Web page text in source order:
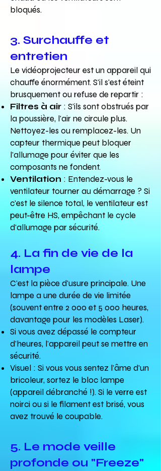
bloqués.
3. Surchauffe et
entretien
Le vidéoprojecteur est un appareil qui
chauffe énormément. S'il s'est éteint
brusquement ou refuse de repartir :
Filtres à air : S'ils sont obstrués par
la poussière, l'air ne circule plus.
Nettoyez-les ou remplacez-les. Un
capteur thermique peut bloquer
l'allumage pour éviter que les
composants ne fondent.
Ventilation : Entendez-vous le
ventilateur tourner au démarrage ? Si
c'est le silence total, le ventilateur est
peut-être HS, empêchant le cycle
d'allumage par sécurité.
4. La fin de vie de la
lampe
C'est la pièce d'usure principale. Une
lampe a une durée de vie limitée
(souvent entre 2 000 et 5 000 heures,
davantage pour les modèles Laser).
Si vous avez dépassé le compteur
d'heures, l'appareil peut se mettre en
sécurité.
Visuel : Si vous vous sentez l'âme d'un
bricoleur, sortez le bloc lampe
(appareil débranché !). Si le verre est
noirci ou si le filament est brisé, vous
avez trouvé le coupable.
5. Le mode veille
profonde ou "Freeze"